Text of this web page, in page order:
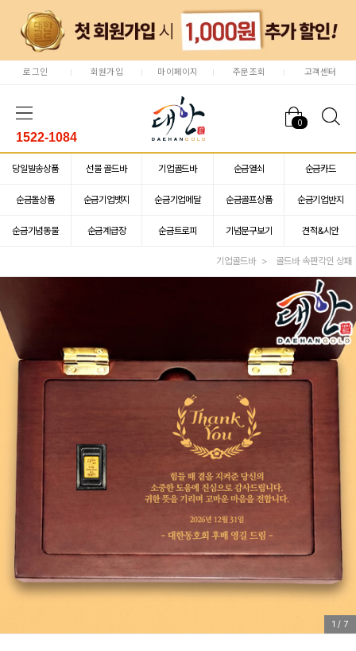
로그인 회원가입 마이페이지 주문조회 고객센터
0
1522-1084
당일발송상품 선물 골드바 기업골드바 순금열쇠 순금카드
순금돌상품 순금기업뱃지 순금기업메달 순금골프상품 순금기업반지
순금기념동물 순금계급장 순금트로피 기념문구보기 견적&시안
기업골드바 골드바 속판각인 상패
1 / 7